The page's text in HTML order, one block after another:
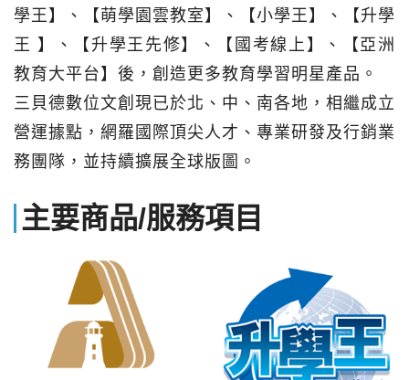
學王】、【萌學園雲教室】、【小學王】、【升學
王 】、【升學王先修】、【國考線上】、【亞洲
教育大平台】後，創造更多教育學習明星產品。
三貝德數位文創現已於北、中、南各地，相繼成立
營運據點，網羅國際頂尖人才、專業研發及行銷業
務團隊，並持續擴展全球版圖。
主要商品/服務項目